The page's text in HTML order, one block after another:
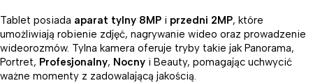
Tablet posiada aparat tylny 8MP i przedni 2MP, które
umożliwiają robienie zdjęć, nagrywanie wideo oraz prowadzenie
wideorozmów. Tylna kamera oferuje tryby takie jak Panorama,
Portret, Profesjonalny, Nocny i Beauty, pomagając uchwycić
ważne momenty z zadowalającą jakością.